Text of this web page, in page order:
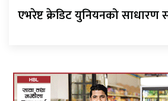
एभरेष्ट क्रेडिट युनियनको